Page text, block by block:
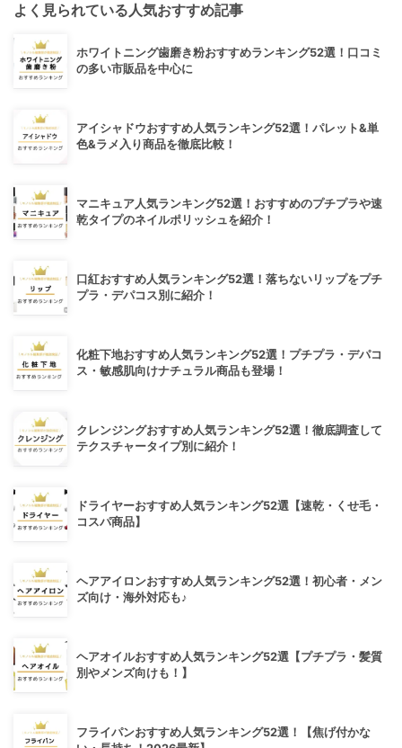
よく見られている人気おすすめ記事
ホワイトニング歯磨き粉おすすめランキング52選！口コミ
の多い市販品を中心に
アイシャドウおすすめ人気ランキング52選！パレット&単
色&ラメ入り商品を徹底比較！
マニキュア人気ランキング52選！おすすめのプチプラや速
乾タイプのネイルポリッシュを紹介！
口紅おすすめ人気ランキング52選！落ちないリップをプチ
プラ・デパコス別に紹介！
化粧下地おすすめ人気ランキング52選！プチプラ・デパコ
ス・敏感肌向けナチュラル商品も登場！
クレンジングおすすめ人気ランキング52選！徹底調査して
テクスチャータイプ別に紹介！
ドライヤーおすすめ人気ランキング52選【速乾・くせ毛・
コスパ商品】
ヘアアイロンおすすめ人気ランキング52選！初心者・メン
ズ向け・海外対応も♪
ヘアオイルおすすめ人気ランキング52選【プチプラ・髪質
別やメンズ向けも！】
フライパンおすすめ人気ランキング52選！【焦げ付かな